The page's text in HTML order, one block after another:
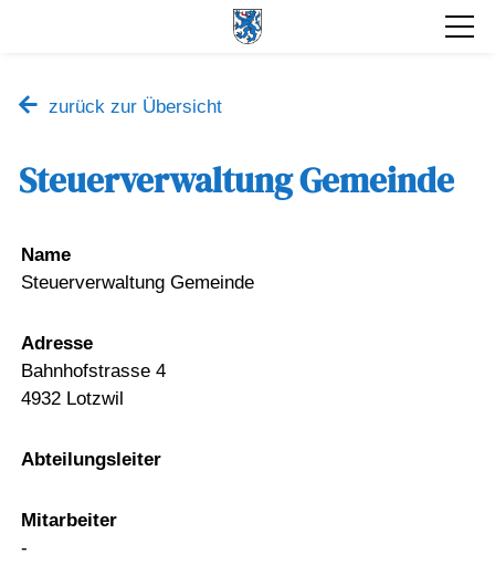
zurück zur Übersicht
Steuerverwaltung Gemeinde
Name
Steuerverwaltung Gemeinde
Adresse
Bahnhofstrasse 4
4932 Lotzwil
Abteilungsleiter
Mitarbeiter
-